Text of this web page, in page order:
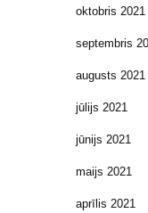
oktobris 2021
septembris
augusts 2021
jūlijs 2021
jūnijs 2021
maijs 2021
aprīlis 2021